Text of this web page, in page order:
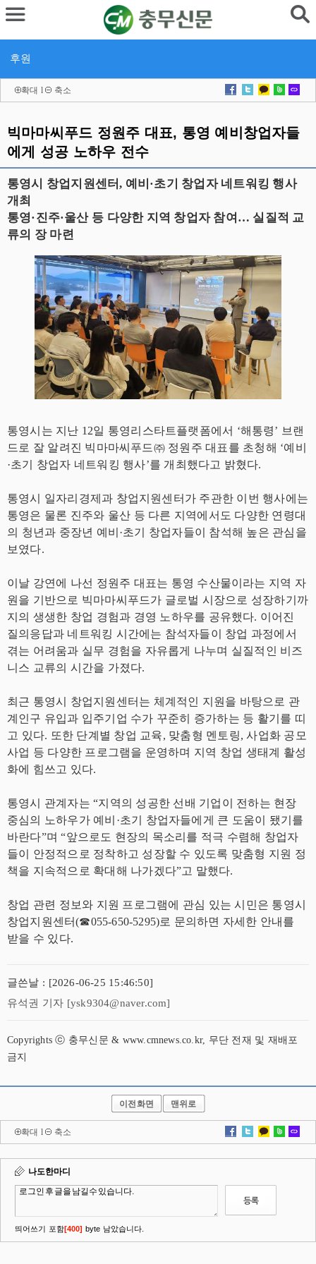
후원
확대 l 축소
빅마마씨푸드 정원주 대표, 통영 예비창업자들
에게 성공 노하우 전수
통영시 창업지원센터, 예비·초기 창업자 네트워킹 행사
개최
통영·진주·울산 등 다양한 지역 창업자 참여… 실질적 교
류의 장 마련
통영시는 지난 12일 통영리스타트플랫폼에서 ‘해통령’ 브랜
드로 잘 알려진 빅마마씨푸드㈜ 정원주 대표를 초청해 ‘예비
·초기 창업자 네트워킹 행사’를 개최했다고 밝혔다.
통영시 일자리경제과 창업지원센터가 주관한 이번 행사에는
통영은 물론 진주와 울산 등 다른 지역에서도 다양한 연령대
의 청년과 중장년 예비·초기 창업자들이 참석해 높은 관심을
보였다.
이날 강연에 나선 정원주 대표는 통영 수산물이라는 지역 자
원을 기반으로 빅마마씨푸드가 글로벌 시장으로 성장하기까
지의 생생한 창업 경험과 경영 노하우를 공유했다. 이어진
질의응답과 네트워킹 시간에는 참석자들이 창업 과정에서
겪는 어려움과 실무 경험을 자유롭게 나누며 실질적인 비즈
니스 교류의 시간을 가졌다.
최근 통영시 창업지원센터는 체계적인 지원을 바탕으로 관
계인구 유입과 입주기업 수가 꾸준히 증가하는 등 활기를 띠
고 있다. 또한 단계별 창업 교육, 맞춤형 멘토링, 사업화 공모
사업 등 다양한 프로그램을 운영하며 지역 창업 생태계 활성
화에 힘쓰고 있다.
통영시 관계자는 “지역의 성공한 선배 기업이 전하는 현장
중심의 노하우가 예비·초기 창업자들에게 큰 도움이 됐기를
바란다”며 “앞으로도 현장의 목소리를 적극 수렴해 창업자
들이 안정적으로 정착하고 성장할 수 있도록 맞춤형 지원 정
책을 지속적으로 확대해 나가겠다”고 말했다.
창업 관련 정보와 지원 프로그램에 관심 있는 시민은 통영시
창업지원센터(☎055-650-5295)로 문의하면 자세한 안내를
받을 수 있다.
글쓴날 : [2026-06-25 15:46:50]
유석권 기자 [ysk9304@naver.com]
Copyrights ⓒ 충무신문 & www.cmnews.co.kr, 무단 전재 및 재배포
금지
이전화면 맨위로
확대 l 축소